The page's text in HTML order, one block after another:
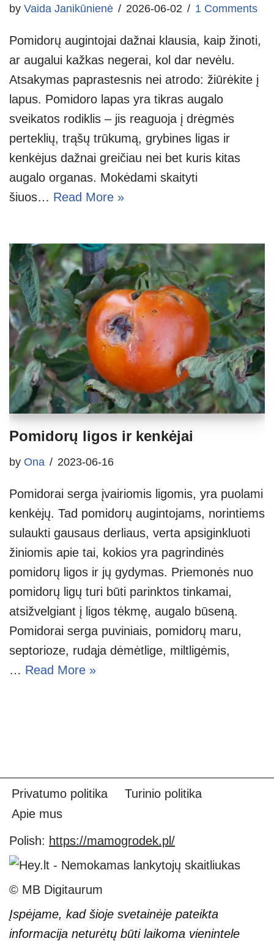
by Vaida Janikūnienė 2026-06-02 1 Comments
Pomidorų augintojai dažnai klausia, kaip žinoti,
ar augalui kažkas negerai, kol dar nevėlu.
Atsakymas paprastesnis nei atrodo: žiūrėkite į
lapus. Pomidoro lapas yra tikras augalo
sveikatos rodiklis – jis reaguoja į drėgmės
perteklių, trąšų trūkumą, grybines ligas ir
kenkėjus dažnai greičiau nei bet kuris kitas
augalo organas. Mokėdami skaityti
šiuos… Read More »
Pomidorų ligos ir kenkėjai
by Ona 2023-06-16
Pomidorai serga įvairiomis ligomis, yra puolami
kenkėjų. Tad pomidorų augintojams, norintiems
sulaukti gausaus derliaus, verta apsiginkluoti
žiniomis apie tai, kokios yra pagrindinės
pomidorų ligos ir jų gydymas. Priemonės nuo
pomidorų ligų turi būti parinktos tinkamai,
atsižvelgiant į ligos tėkmę, augalo būseną.
Pomidorai serga puviniais, pomidorų maru,
septorioze, rudąja dėmėtlige, miltligėmis,
… Read More »
Privatumo politika
Turinio politika
Apie mus
Polish: https://mamogrodek.pl/
© MB Digitaurum
Įspėjame, kad šioje svetainėje pateikta
informacija neturėtų būti laikoma vienintele